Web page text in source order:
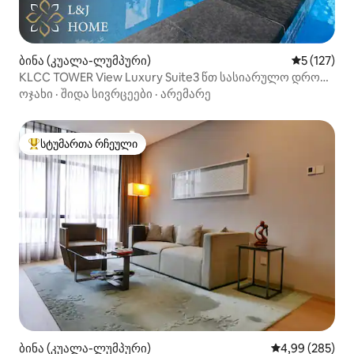
ბინა (კუალა-ლუმპური) საშუალო
5 (127)
KLCC TOWER View Luxury Suite3 წთ სასიარულო დრო
KLCC-მდე
ოჯახი · შიდა სივრცეები · არემარე
სტუმართა რჩეული მოწინავე ვარიანტი
სტუმართა რჩეული
ბინა (კუალა-ლუმპური) საშუალო
4,99 (285)